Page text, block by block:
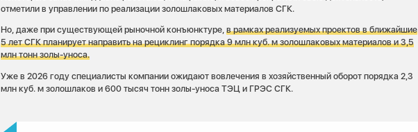
отметили в управлении по реализации золошлаковых материалов СГК.
Но, даже при существующей рыночной конъюнктуре,в рамках реализуемых проектов в ближайшие
5 лет СГК планирует направить на рециклинг порядка 9 млн куб. м золошлаковых материалов и 3,5
млн тонн золы-уноса.
Уже в 2026 году специалисты компании ожидают вовлечения в хозяйственный оборот порядка 2,3
млн куб. м золошлаков и 600 тысяч тонн золы-уноса ТЭЦ и ГРЭС СГК.